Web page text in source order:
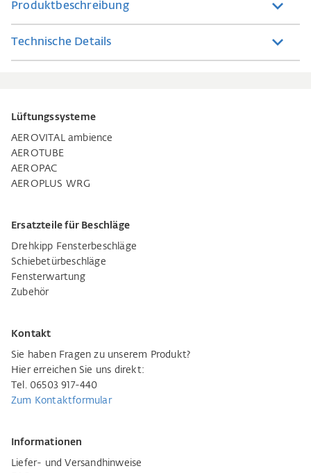
Produktbeschreibung
Technische Details
Lüftungssysteme
AEROVITAL ambience
AEROTUBE
AEROPAC
AEROPLUS WRG
Ersatzteile für Beschläge
Drehkipp Fensterbeschläge
Schiebetürbeschläge
Fensterwartung
Zubehör
Kontakt
Sie haben Fragen zu unserem Produkt?
Hier erreichen Sie uns direkt:
Tel. 06503 917-440
Zum Kontaktformular
Informationen
Liefer- und Versandhinweise